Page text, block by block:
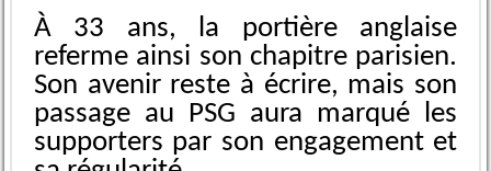
À 33 ans, la portière anglaise
referme ainsi son chapitre parisien.
Son avenir reste à écrire, mais son
passage au PSG aura marqué les
supporters par son engagement et